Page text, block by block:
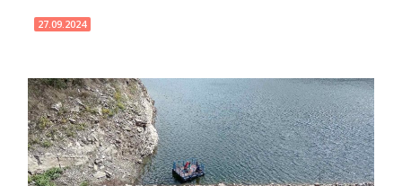
27.09.2024